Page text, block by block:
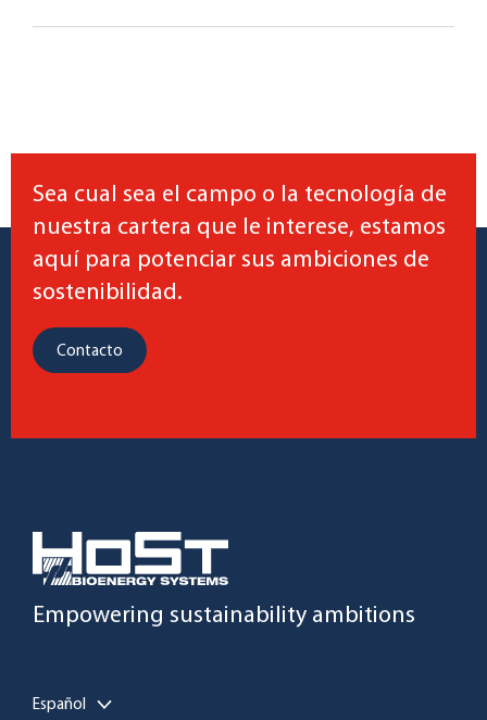
Sea cual sea el campo o la tecnología de
nuestra cartera que le interese, estamos
aquí para potenciar sus ambiciones de
sostenibilidad.
Contacto
Empowering sustainability ambitions
Español